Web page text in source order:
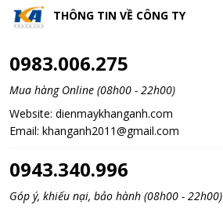
THÔNG TIN VỀ CÔNG TY
0983.006.275
Mua hàng Online (08h00 - 22h00)
Website: dienmaykhanganh.com
Email: khanganh2011@gmail.com
0943.340.996
Góp ý, khiếu nại, bảo hành (08h00 - 22h00)